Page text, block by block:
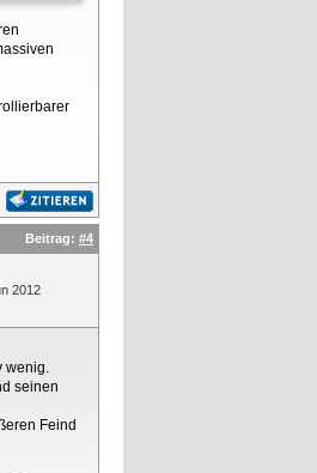
Beitrag: #4
2012
wenig.
seinen
Feind